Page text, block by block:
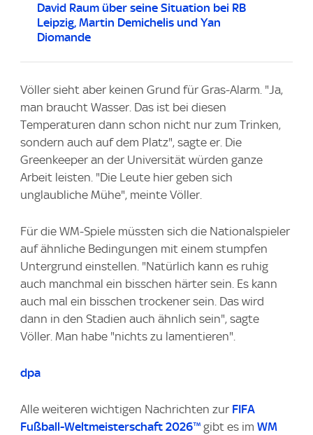
David Raum über seine Situation bei RB
Leipzig, Martin Demichelis und Yan
Diomande
Völler sieht aber keinen Grund für Gras-Alarm. "Ja,
man braucht Wasser. Das ist bei diesen
Temperaturen dann schon nicht nur zum Trinken,
sondern auch auf dem Platz", sagte er. Die
Greenkeeper an der Universität würden ganze
Arbeit leisten. "Die Leute hier geben sich
unglaubliche Mühe", meinte Völler.
Für die WM-Spiele müssten sich die Nationalspieler
auf ähnliche Bedingungen mit einem stumpfen
Untergrund einstellen. "Natürlich kann es ruhig
auch manchmal ein bisschen härter sein. Es kann
auch mal ein bisschen trockener sein. Das wird
dann in den Stadien auch ähnlich sein", sagte
Völler. Man habe "nichts zu lamentieren".
dpa
Alle weiteren wichtigen Nachrichten zur FIFA
Fußball-Weltmeisterschaft 2026™ gibt es im WM